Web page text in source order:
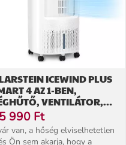
ICEWIND PLUS
4 AZ 1-BEN,
VENTILÁTOR,
LÉGTISZTÍTÓ,
VEZÉRLÉSSEL
990 Ft
van, a hőség elviselhetetlen
Ön sem akarja, hogy a